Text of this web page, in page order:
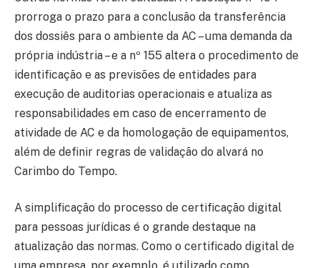
prorroga o prazo para a conclusão da transferência
dos dossiês para o ambiente da AC – uma demanda da
própria indústria – e a nº 155 altera o procedimento de
identificação e as previsões de entidades para
execução de auditorias operacionais e atualiza as
responsabilidades em caso de encerramento de
atividade de AC e da homologação de equipamentos,
além de definir regras de validação do alvará no
Carimbo do Tempo.
A simplificação do processo de certificação digital
para pessoas jurídicas é o grande destaque na
atualização das normas. Como o certificado digital de